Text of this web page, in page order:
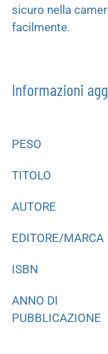
sicuro nella
facilmente.
Informazioni
PESO
TITOLO
AUTORE
EDITORE/MARCA
ISBN
ANNO DI
PUBBLICAZIONE